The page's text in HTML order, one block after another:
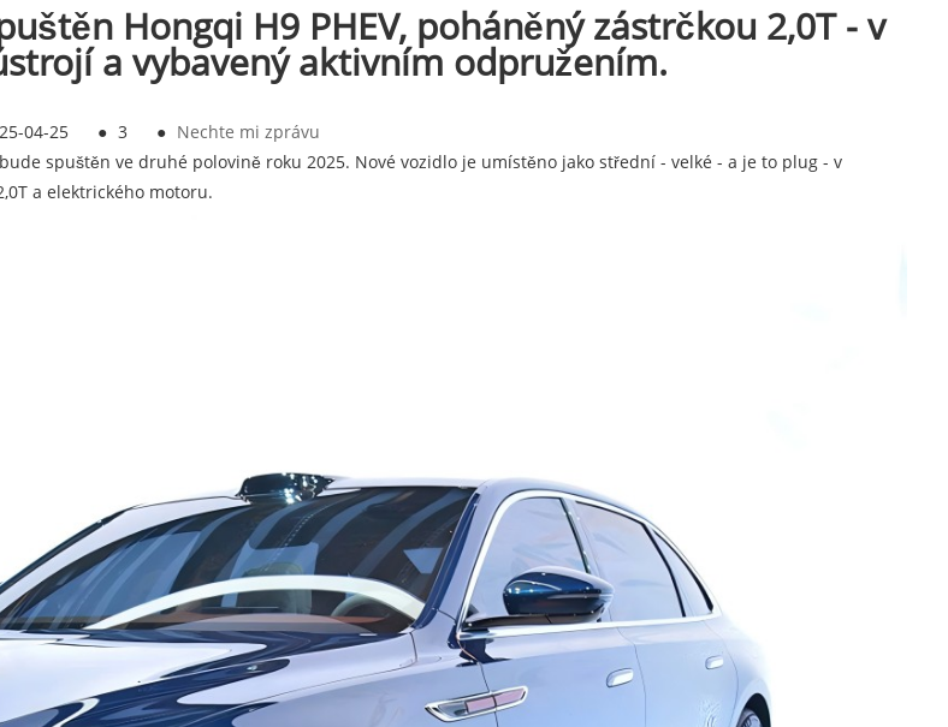
Hongqi H9 PHEV, poháněný zástrčkou 2,0T - v
a vybavený aktivním odpružením.
04-25 ● 3 ● Nechte mi zprávu
spuštěn ve druhé polovině roku 2025. Nové vozidlo je umístěno jako střední - velké - a je to plug - v
a elektrického motoru.